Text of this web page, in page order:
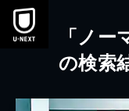
本文へスキップ
「ノ
の検索